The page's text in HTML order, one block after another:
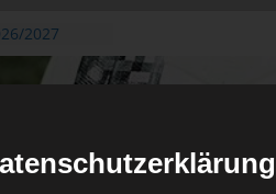
2027
August
aus der
der ersten 15